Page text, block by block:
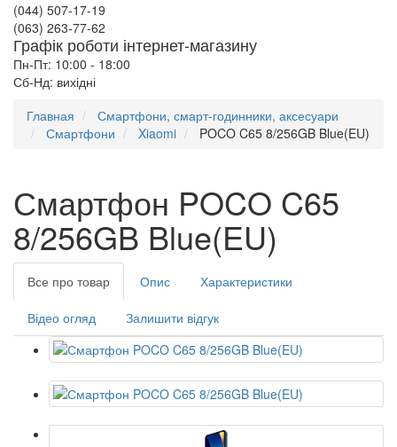
(044) 507-17-19
(063) 263-77-62
Графік роботи інтернет-магазину
Пн-Пт: 10:00 - 18:00
Сб-Нд: вихідні
Главная
Смартфони, смарт-годинники, аксесуари
Смартфони
Xiaomi POCO C65 8/256GB Blue(EU)
Смартфон POCO C65
8/256GB Blue(EU)
Все про товар Опис Характеристики
Відео огляд Залишити відгук